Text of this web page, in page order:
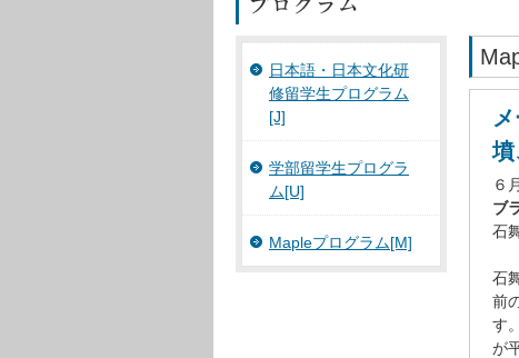
日本語・日本文化研
修留学生プログラム
[J]
学部留学生プログラ
ム[U]
Mapleプログラム[M]
墳
６
ブ
石
石
前
す
が